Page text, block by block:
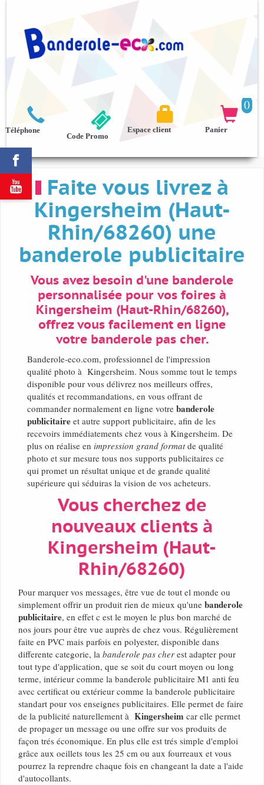



Téléphone
0

Panier

Espace client
Code Promo
Faite vous livrez à
Kingersheim (Haut-
Rhin/68260) une
banderole publicitaire
Vous avez besoin d'une banderole
personnalisée pour vos foires à
Kingersheim (Haut-Rhin/68260),
offrez vous facilement en ligne
votre banderole pas cher.
Banderole-eco.com, professionnel de l'impression
qualité photo à Kingersheim. Nous somme tout le temps
disponible pour vous délivrez nos meilleurs offres,
qualités et recommandations, en vous offrant de
commander normalement en ligne votre banderole
publicitaire et autre support publicitaire, afin de les
recevoirs immédiatements chez vous à Kingersheim. De
plus on réalise en impression grand formatde qualité
photo et sur mesure tous nos supports publicitaires ce
qui promet un résultat unique et de grande qualité
supérieure qui séduiras la vision de vos acheteurs.
Vous cherchez de
nouveaux clients à
Kingersheim (Haut-
Rhin/68260)
Pour marquer vos messages, être vue de tout el monde ou
simplement offrir un produit rien de mieux qu'une banderole
publicitaire, en effet c est le moyen le plus bon marché de
nos jours pour être vue auprès de chez vous. Régulièrement
faite en PVC mais parfois en polyester, disponible dans
differente categorie, la banderole pas cher est adapter pour
tout type d'application, que se soit du court moyen ou long
terme, intérieur comme la banderole publicitaire M1 anti feu
avec certificat ou extérieur comme la banderole publicitaire
standart pour vos enseignes publicitaires. Elle permet de faire
de la publicité naturellement à Kingersheim car elle permet
de propager un message ou une offre sur vos produits de
façon trés économique. En plus elle est trés simple d'emploi
grâce aux oeillets tous les 25 cm ou aux fourreaux et vous
pourrez la reprendre chaque fois en changeant la date a l'aide
d'autocollants.